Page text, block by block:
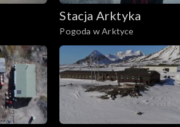
Stacja Arktyka
Pogoda w Arktyce